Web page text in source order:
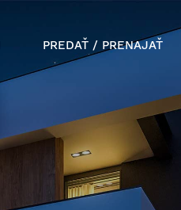
PREDAŤ / PRENAJAŤ